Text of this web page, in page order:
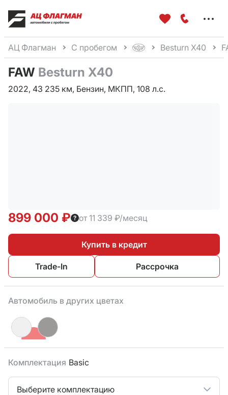
АЦ Флагман С пробегом Besturn X40
FAW Besturn X40
2022, 43 235 км, Бензин, МКПП, 108 л.с.
899 000 ₽ от 11 339 ₽/месяц
Купить в кредит
Trade-In Рассрочка
Автомобиль в других цветах
Комплектация Basic
Выберите комплектацию